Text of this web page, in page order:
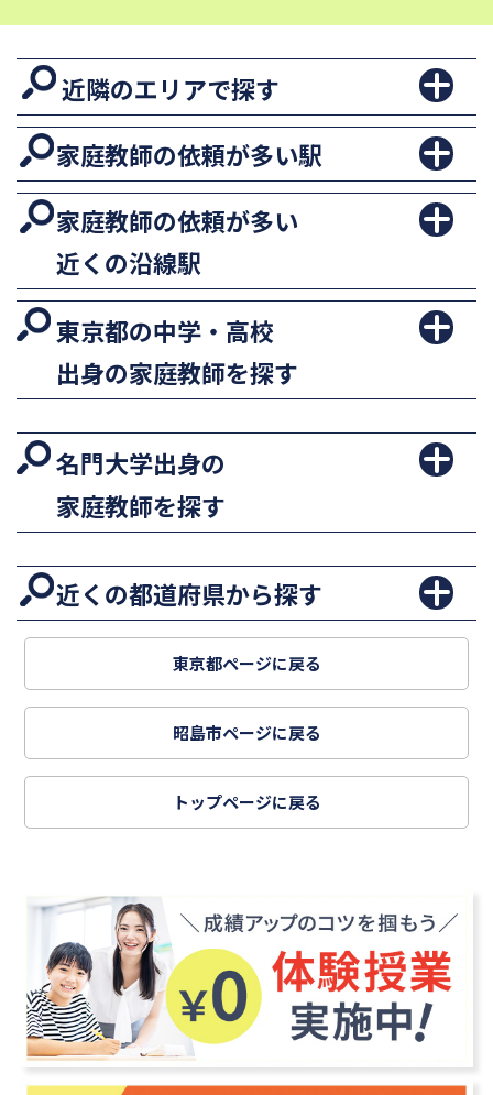
近隣のエリアで探す
家庭教師の依頼が多い駅
家庭教師の依頼が多い
近くの沿線駅
東京都の中学・高校
出身の家庭教師を探す
名門大学出身の
家庭教師を探す
近くの都道府県から探す
東京都ページに戻る
昭島市ページに戻る
トップページに戻る